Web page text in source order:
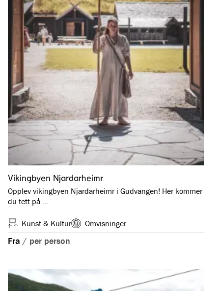
Vikingbyen Njardarheimr
Opplev vikingbyen Njardarheimr i Gudvangen! Her kommer
du tett på …
Kunst & Kultur Omvisninger
Fra / per person